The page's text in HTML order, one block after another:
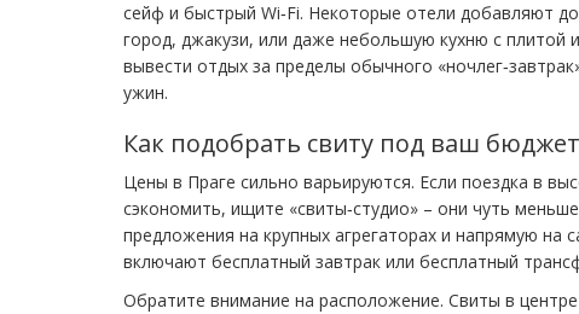
сейф и быстрый Wi‑Fi. Некоторые отели добавляют
город, джакузи, или даже небольшую кухню с плитой
вывести отдых за пределы обычного
ужин.
Как подобрать свиту под ваш бюджет
Цены в Праге сильно варьируются. Если поездка в
сэкономить, ищите «свиты‑студио» – они чуть
предложения на крупных агрегаторах и напрямую на
включают бесплатный завтрак или бесплатный
Обратите внимание на расположение. Свиты в